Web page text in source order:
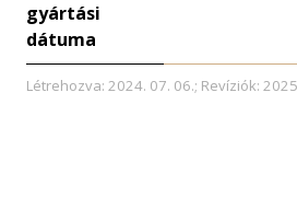
gyártási
dátuma
Létrehozva: 2024. 07. 06.; Revíziók: